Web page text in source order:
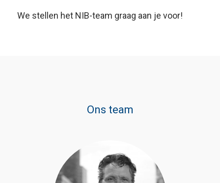
We stellen het NIB-team graag aan je voor!
Ons team